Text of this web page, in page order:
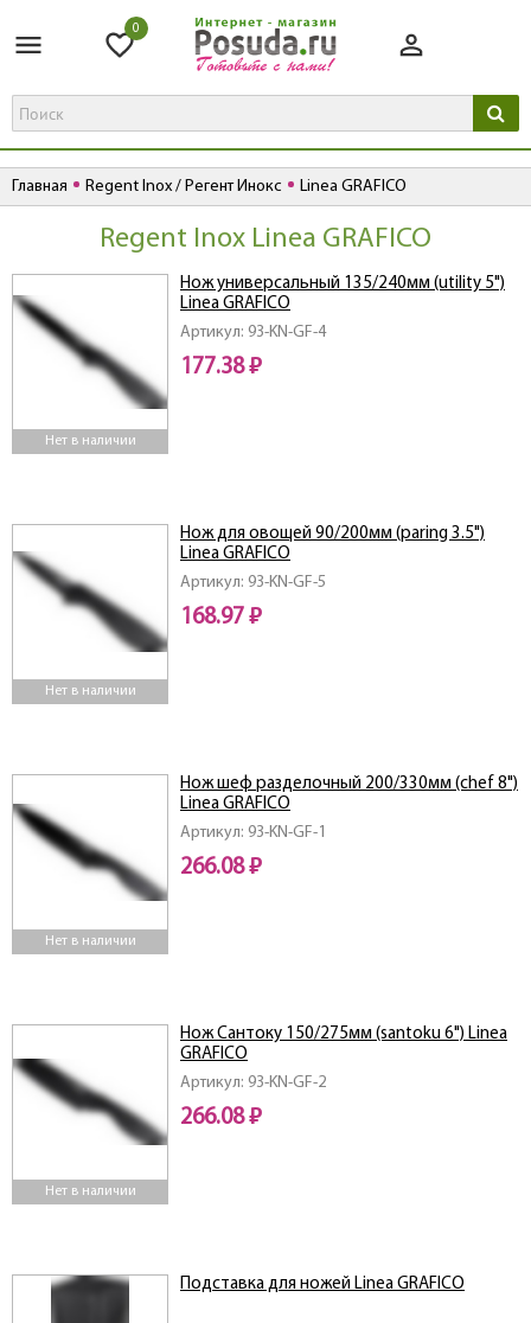
0
Главная Regent Inox / Регент Инокс Linea GRAFICO
Regent Inox Linea GRAFICO
Нет в наличии
Артикул: 93-KN-GF-4
Нож универсальный 135/240мм (utility 5")
Linea GRAFICO
177.38 ₽
Нет в наличии
Артикул: 93-KN-GF-5
Нож для овощей 90/200мм (paring 3.5")
Linea GRAFICO
168.97 ₽
Нет в наличии
Артикул: 93-KN-GF-1
Нож шеф разделочный 200/330мм (chef 8")
Linea GRAFICO
266.08 ₽
Нет в наличии
Артикул: 93-KN-GF-2
Нож Сантоку 150/275мм (santoku 6") Linea
GRAFICO
266.08 ₽
Подставка для ножей Linea GRAFICO